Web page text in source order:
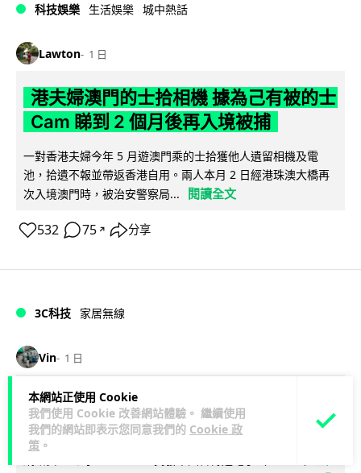
本網站正使用 Cookie
我們使用 Cookie 改善網站體驗。 繼續使用
我們的網站即表示您同意我們的 Cookie 政
策 。
科技娛樂 生活娛樂 城中熱話
Lawton 1 日
港夫婦澳門的士拾相機 據為己有被的士
Cam 睇到 2 個月後再入境被捕
一對香港夫婦今年 5 月遊澳門乘的士拾獲他人遺留相機及電
池，拾遺不報並帶返香港自用。兩人本月 2 日經港珠澳大橋再
次入境澳門時，被治安警察局...
閱讀全文
532 75 ↗ 分享
3C科技 家居無線
Vin 1 日
逾 20 款平價路由器爆後門 每 35 秒自
動連線回中國 全球 10 萬用家私隱堪憂